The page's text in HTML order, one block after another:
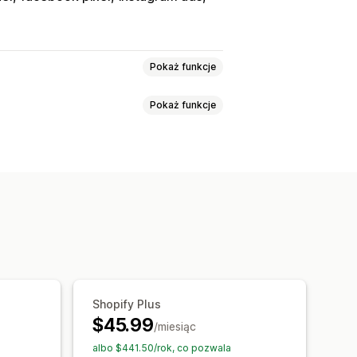
Pokaż funkcje
Pokaż funkcje
docelowych
Obsługa zapasów
produktowego
Shopify Plus
$45.99/miesiąc
albo $441.50/rok, co pozwala